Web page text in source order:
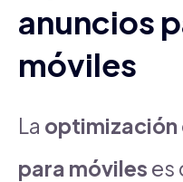
anuncios
móviles
La optimización
para móviles es